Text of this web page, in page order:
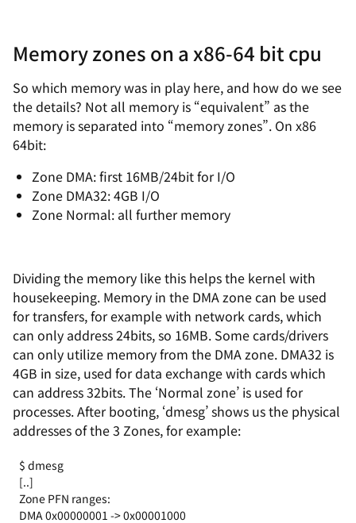
Memory zones on a x86-64 bit cpu
So which memory was in play here, and how do we see
the details? Not all memory is “equivalent” as the
memory is separated into “memory zones”. On x86
64bit:
Zone DMA: first 16MB/24bit for I/O
Zone DMA32: 4GB I/O
Zone Normal: all further memory
Dividing the memory like this helps the kernel with
housekeeping. Memory in the DMA zone can be used
for transfers, for example with network cards, which
can only address 24bits, so 16MB. Some cards/drivers
can only utilize memory from the DMA zone. DMA32 is
4GB in size, used for data exchange with cards which
can address 32bits. The ‘Normal zone’ is used for
processes. After booting, ‘dmesg’ shows us the physical
addresses of the 3 Zones, for example:
$ dmesg
[..]
Zone PFN ranges:
DMA 0x00000001 -> 0x00001000